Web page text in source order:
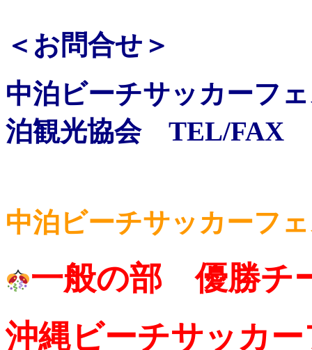
＜お問合せ＞
中泊ビーチサッカーフ
泊観光協会 TEL/FAX
中泊ビーチサッカーフ
一般の部 優勝チ
沖縄ビーチサッカ